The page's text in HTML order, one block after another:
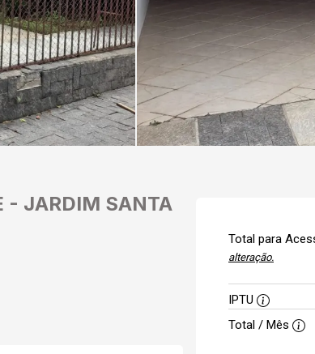
- JARDIM SANTA
Total para
alteração.
IPTU
Total / Mês